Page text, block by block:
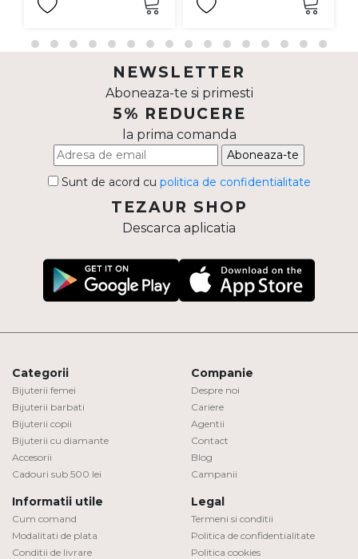
NEWSLETTER
Aboneaza-te si primesti
5% REDUCERE
la prima comanda
Aboneaza-te
Sunt de acord cu politica de confidentialitate
TEZAUR SHOP
Descarca aplicatia
Categorii
Bijuterii femei
Bijuterii barbati
Bijuterii copii
Bijuterii cu diamante
Accesorii
Cadouri sub 500 lei
Companie
Despre noi
Cariere
Agentii
Contact
Blog
Campanii
Informatii utile
Cum comand
Modalitati de plata
Conditii de livrare
Legal
Termeni si conditii
Politica de confidentialitate
Politica cookies